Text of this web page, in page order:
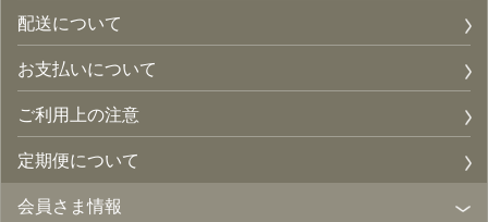
配送について
お支払いについて
ご利用上の注意
定期便について
会員さま情報